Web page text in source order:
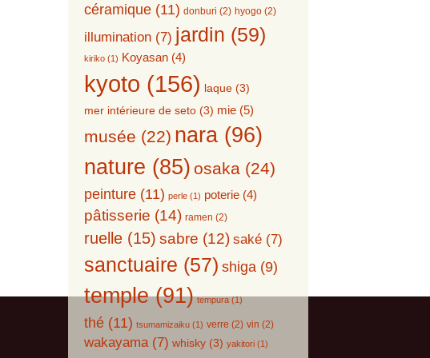
céramique (11) donburi (2) hyogo (2)
illumination (7) jardin (59)
kiriko (1) Koyasan (4)
kyoto (156) laque (3)
mer intérieure de seto (3) mie (5)
musée (22) nara (96)
nature (85) osaka (24)
peinture (11) perle (1) poterie (4)
pâtisserie (14) ramen (2)
ruelle (15) sabre (12) saké (7)
sanctuaire (57) shiga (9)
temple(91) tempura(1)
thé (11) tsumamizaiku (1) verre (2) vin (2)
wakayama(7) whisky (3) yakitori (1)